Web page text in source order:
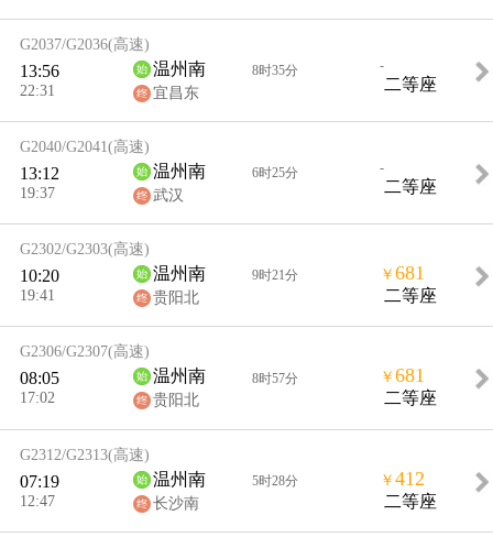
G2037/G2036(高速)
13:56
22:31
温州南
宜昌东
8时35分 -
二等座
G2040/G2041 (高速)
13:12
19:37
温州南
武汉
6时25分 -
二等座
G2302/G2303(高速)
10:20
19:41
温州南
贵阳北
9时21分 ￥ 681
二等座
G2306/G2307(高速)
08:05
17:02
温州南
贵阳北
8时57分 ￥ 681
二等座
G2312/G2313(高速)
07:19
12:47
温州南
长沙南
5时28分 ￥ 412
二等座